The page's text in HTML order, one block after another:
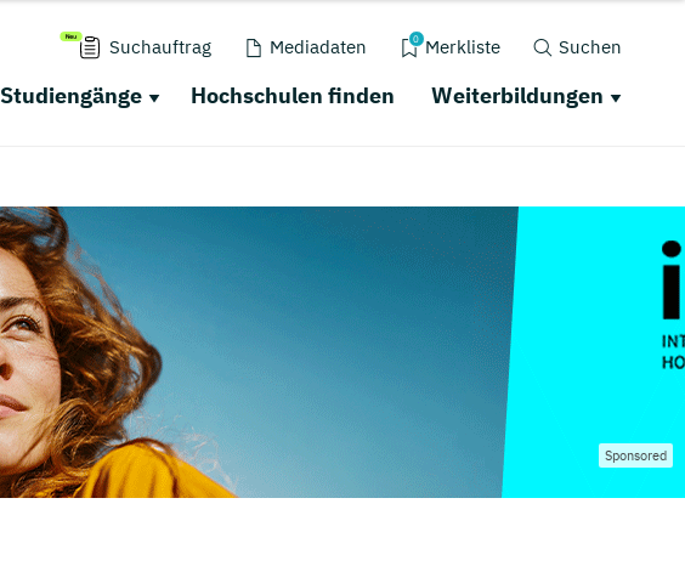
Suchauftrag Mediadaten 0 Merkliste Suchen
Studiengänge Hochschulen finden Weiterbildungen
Sponsored